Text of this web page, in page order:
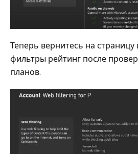
Теперь вернитесь на
фильтры рейтинг после
планов.